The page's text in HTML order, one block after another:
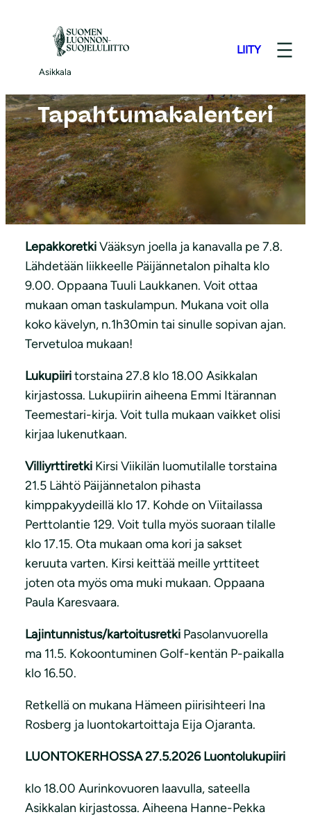
r
y
s
i
s
ä
l
t
Asikkala
LIITY
Tapahtumakalenteri
LepakkoretkiVääksyn joella ja kanavalla pe 7.8.
Lähdetään liikkeelle Päijännetalon pihalta klo
9.00. Oppaana Tuuli Laukkanen. Voit ottaa
mukaan oman taskulampun. Mukana voit olla
koko kävelyn, n.1h30min tai sinulle sopivan ajan.
Tervetuloa mukaan!
Lukupiiritorstaina 27.8 klo 18.00 Asikkalan
kirjastossa. Lukupiirin aiheena Emmi Itärannan
Teemestari-kirja. Voit tulla mukaan vaikket olisi
kirjaa lukenutkaan.
Villiyrttiretki Kirsi Viikilän luomutilalle torstaina
21.5 Lähtö Päijännetalon pihasta
kimppakyydeillä klo 17. Kohde on Viitailassa
Perttolantie 129. Voit tulla myös suoraan tilalle
klo 17.15. Ota mukaan oma kori ja sakset
keruuta varten. Kirsi keittää meille yrttiteet
joten ota myös oma muki mukaan. Oppaana
Paula Karesvaara.
Lajintunnistus/kartoitusretki Pasolanvuorella
ma 11.5. Kokoontuminen Golf-kentän P-paikalla
klo 16.50.
Retkellä on mukana Hämeen piirisihteeri Ina
Rosberg ja luontokartoittaja Eija Ojaranta.
LUONTOKERHOSSA 27.5.2026 Luontolukupiiri
klo 18.00 Aurinkovuoren laavulla, sateella
Asikkalan kirjastossa. Aiheena Hanne-Pekka